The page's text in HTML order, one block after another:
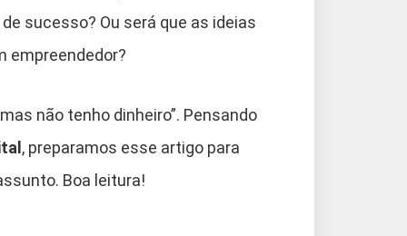
sucesso? Ou será que as ideias
empreendedor?
não tenho dinheiro”. Pensando
, preparamos esse artigo para
Boa leitura!